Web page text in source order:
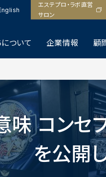
ついて 企業情報 顧
エステプロ・ラボ直営
サロン
味 コンセ
を公開